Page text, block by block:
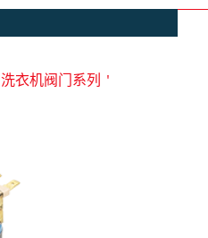
洗衣机阀门系列 '